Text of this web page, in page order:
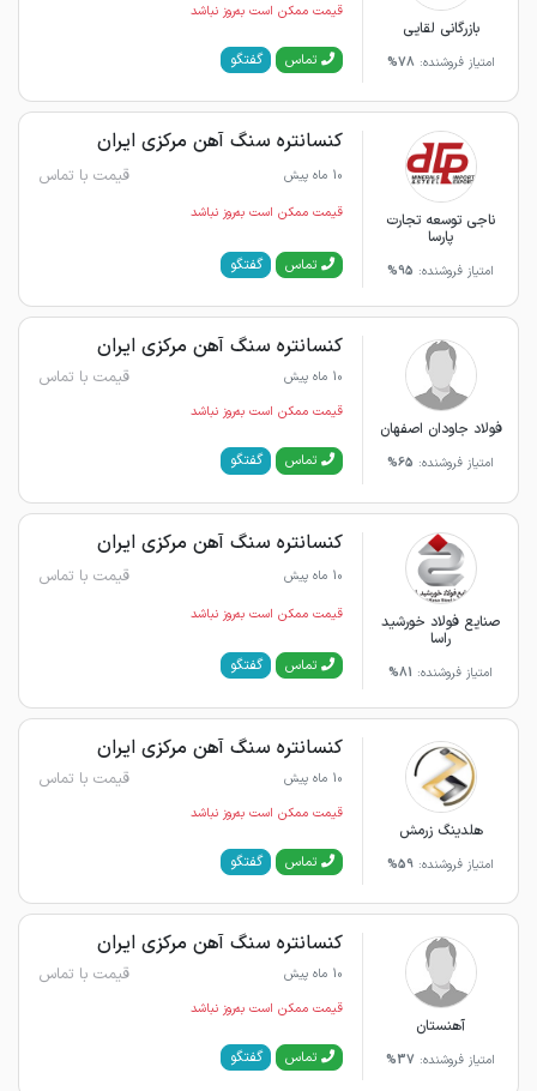
بازرگانی لقایی
امتیاز فروشنده: 78%
قیمت ممکن است به‌روز نباشد
تماس گفتگو
ناجی توسعه تجارت
پارسا
امتیاز فروشنده: 95%
کنسانتره سنگ آهن مرکزی ایران
10 ماه پیش قیمت با تماس
قیمت ممکن است به‌روز نباشد
تماس گفتگو
فولاد جاودان اصفهان
امتیاز فروشنده: 65%
کنسانتره سنگ آهن مرکزی ایران
10 ماه پیش قیمت با تماس
قیمت ممکن است به‌روز نباشد
تماس گفتگو
صنایع فولاد خورشید
راسا
امتیاز فروشنده: 81%
کنسانتره سنگ آهن مرکزی ایران
10 ماه پیش قیمت با تماس
قیمت ممکن است به‌روز نباشد
تماس گفتگو
هلدینگ زرمش
امتیاز فروشنده: 59%
کنسانتره سنگ آهن مرکزی ایران
10 ماه پیش قیمت با تماس
قیمت ممکن است به‌روز نباشد
تماس گفتگو
آهنستان
امتیاز فروشنده: 37%
کنسانتره سنگ آهن مرکزی ایران
10 ماه پیش قیمت با تماس
قیمت ممکن است به‌روز نباشد
تماس گفتگو